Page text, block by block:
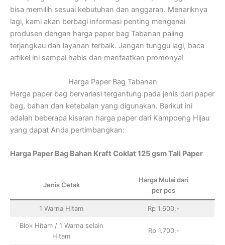
bisa memilih sesuai kebutuhan dan anggaran. Menariknya
lagi, kami akan berbagi informasi penting mengenai
produsen dengan harga paper bag Tabanan paling
terjangkau dan layanan terbaik. Jangan tunggu lagi, baca
artikel ini sampai habis dan manfaatkan promonya!
Harga Paper Bag Tabanan
Harga paper bag bervariasi tergantung pada jenis dari paper
bag, bahan dan ketebalan yang digunakan. Berikut ini
adalah beberapa kisaran harga paper dari Kampoeng Hijau
yang dapat Anda pertimbangkan:
Harga Paper Bag Bahan Kraft Coklat 125 gsm Tali Paper
Jenis Cetak
Harga Mulai dari
per pcs
1 Warna Hitam Rp 1.600,-
Blok Hitam / 1 Warna selain
Hitam
Rp 1.700,-